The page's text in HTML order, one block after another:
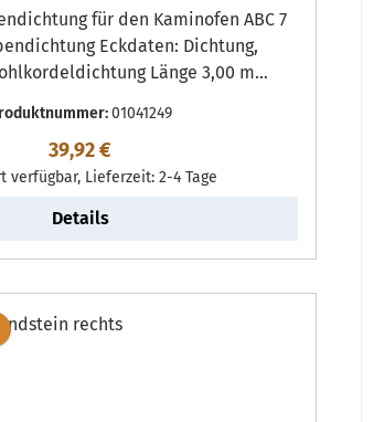
Kaminofen ABC 7
Eckdaten: Dichtung,
Länge 3,00 m
01041249
Regulärer Preis:
39,92 €
verfügbar, Lieferzeit: 2-4 Tage
Details